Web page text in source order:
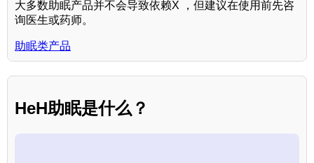
大多数助眠产品并不会导致依赖X ，但建议在使用前先咨
询医生或药师。
助眠类产品
HeH助眠是什么？